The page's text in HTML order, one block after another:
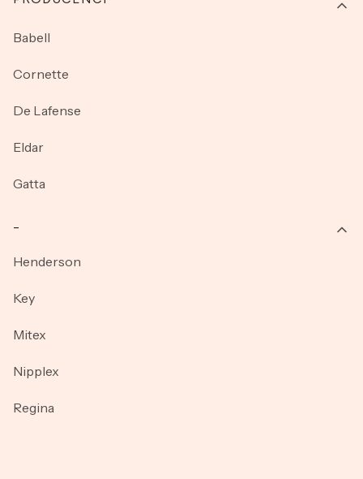
Babell
Cornette
De Lafense
Eldar
Gatta
Henderson
Key
Mitex
Nipplex
Regina